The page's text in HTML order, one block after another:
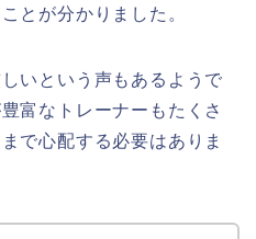
とが分かりました。
いという声もあるようで
富なトレーナーもたくさ
で心配する必要はありま